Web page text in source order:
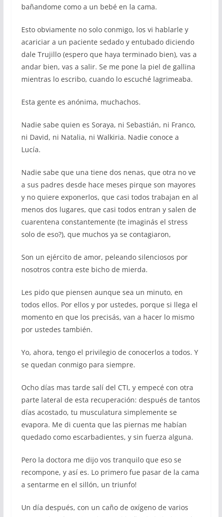
bañandome como a un bebé en la cama.
Esto obviamente no solo conmigo, los vi hablarle y
acariciar a un paciente sedado y entubado diciendo
dale Trujillo (espero que haya terminado bien), vas a
andar bien, vas a salir. Se me pone la piel de gallina
mientras lo escribo, cuando lo escuché lagrimeaba.
Esta gente es anónima, muchachos.
Nadie sabe quien es Soraya, ni Sebastián, ni Franco,
ni David, ni Natalia, ni Walkiria. Nadie conoce a
Lucía.
Nadie sabe que una tiene dos nenas, que otra no ve
a sus padres desde hace meses pirque son mayores
y no quiere exponerlos, que casi todos trabajan en al
menos dos lugares, que casi todos entran y salen de
cuarentena constantemente (te imaginás el stress
solo de eso?), que muchos ya se contagiaron,
Son un ejército de amor, peleando silenciosos por
nosotros contra este bicho de mierda.
Les pido que piensen aunque sea un minuto, en
todos ellos. Por ellos y por ustedes, porque si llega el
momento en que los precisás, van a hacer lo mismo
por ustedes también.
Yo, ahora, tengo el privilegio de conocerlos a todos. Y
se quedan conmigo para siempre.
Ocho días mas tarde salí del CTI, y empecé con otra
parte lateral de esta recuperación: después de tantos
días acostado, tu musculatura simplemente se
evapora. Me di cuenta que las piernas me habían
quedado como escarbadientes, y sin fuerza alguna.
Pero la doctora me dijo vos tranquilo que eso se
recompone, y así es. Lo primero fue pasar de la cama
a sentarme en el sillón, un triunfo!
Un día después, con un caño de oxígeno de varios